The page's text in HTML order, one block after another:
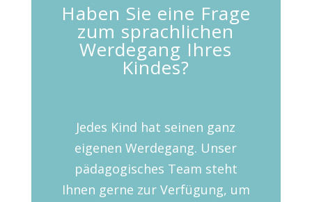
Haben Sie eine Frage
zum sprachlichen
Werdegang Ihres
Kindes?
Jedes Kind hat seinen ganz
eigenen Werdegang. Unser
pädagogisches Team steht
Ihnen gerne zur Verfügung, um